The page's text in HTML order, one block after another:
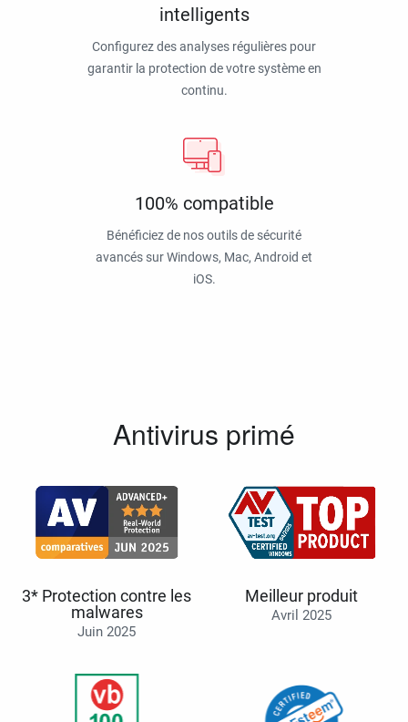
intelligents
Configurez des analyses régulières pour
garantir la protection de votre système en
continu.
100% compatible
Bénéficiez de nos outils de sécurité
avancés sur Windows, Mac, Android et
iOS.
Antivirus primé
3* Protection contre les
malwares
Juin 2025
Meilleur produit
Avril 2025